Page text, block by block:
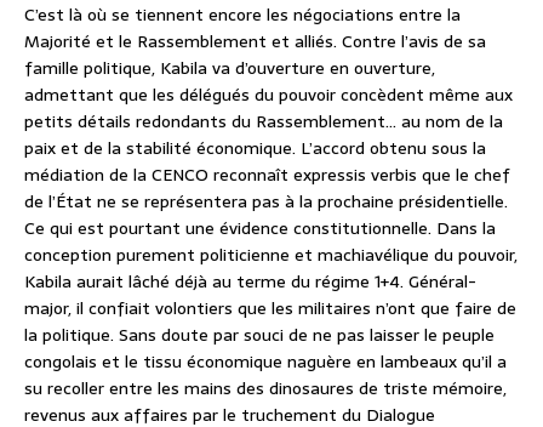
C’est là où se tiennent encore les négociations entre la
Majorité et le Rassemblement et alliés. Contre l’avis de sa
famille politique, Kabila va d’ouverture en ouverture,
admettant que les délégués du pouvoir concèdent même aux
petits détails redondants du Rassemblement… au nom de la
paix et de la stabilité économique. L’accord obtenu sous la
médiation de la CENCO reconnaît expressis verbis que le chef
de l’État ne se représentera pas à la prochaine présidentielle.
Ce qui est pourtant une évidence constitutionnelle. Dans la
conception purement politicienne et machiavélique du pouvoir,
Kabila aurait lâché déjà au terme du régime 1+4. Général-
major, il confiait volontiers que les militaires n’ont que faire de
la politique. Sans doute par souci de ne pas laisser le peuple
congolais et le tissu économique naguère en lambeaux qu’il a
su recoller entre les mains des dinosaures de triste mémoire,
revenus aux affaires par le truchement du Dialogue